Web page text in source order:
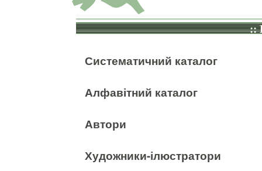
::
Систематичний каталог
Алфавітний каталог
Автори
Художники-ілюстратори